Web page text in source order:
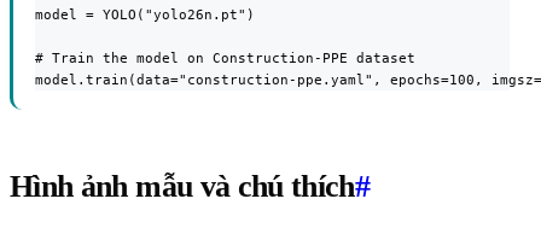
model = YOLO("yolo26n.pt")
# Train the model on Construction-PPE dataset
model.train(data="construction-ppe.yaml", epochs=100,
Hình ảnh mẫu và chú thích#